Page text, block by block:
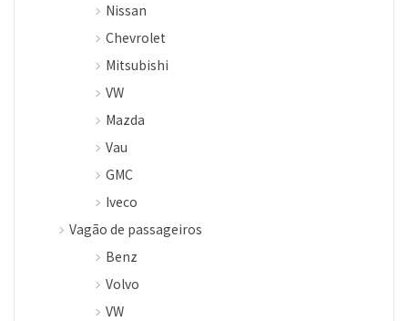
Nissan
Chevrolet
Mitsubishi
VW
Mazda
Vau
GMC
Iveco
Vagão de passageiros
Benz
Volvo
VW